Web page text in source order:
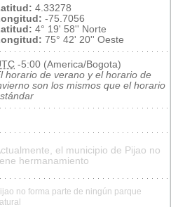
4.33278
-75.7056
4° 19' 58'' Norte
75° 42' 20'' Oeste
-5:00 (America/Bogota)
horario de verano y el horario de
son los mismos que el horario
el municipio de Pijao no
hermanamiento
no forma parte de ningún parque